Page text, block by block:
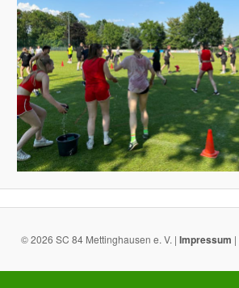
© 2026 SC 84 Mettinghausen e. V. | Impressum |